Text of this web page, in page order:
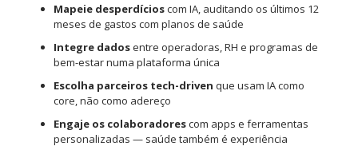
Mapeie desperdícioscom IA, auditando os últimos 12
meses de gastos com planos de saúde
Integre dadosentre operadoras, RH e programas de
bem-estar numa plataforma única
Escolha parceiros tech-driven que usam IA como
core, não como adereço
Engaje os colaboradorescom apps e ferramentas
personalizadas — saúde também é experiência